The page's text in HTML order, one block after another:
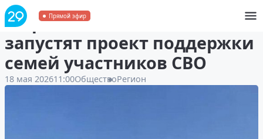
Прямой эфир
В Архангельской области
запустят проект поддержки
семей участников СВО
18 мая 202611:00ОбществоРегион